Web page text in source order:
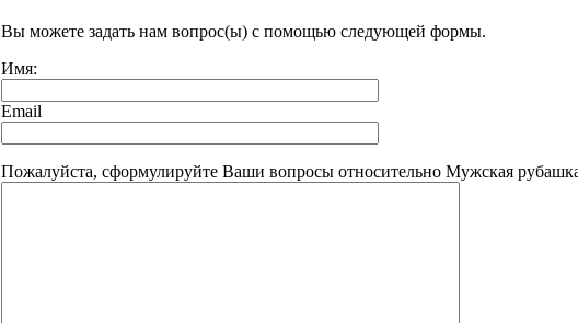
Вы можете задать нам вопрос(ы) с помощью следующей формы.
Имя:
Email
Пожалуйста, сформулируйте Ваши вопросы относительно Мужская